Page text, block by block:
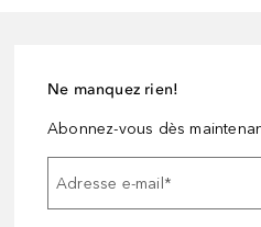
Ne manquez rien!
Abonnez-vous dès
Adresse e-mail *